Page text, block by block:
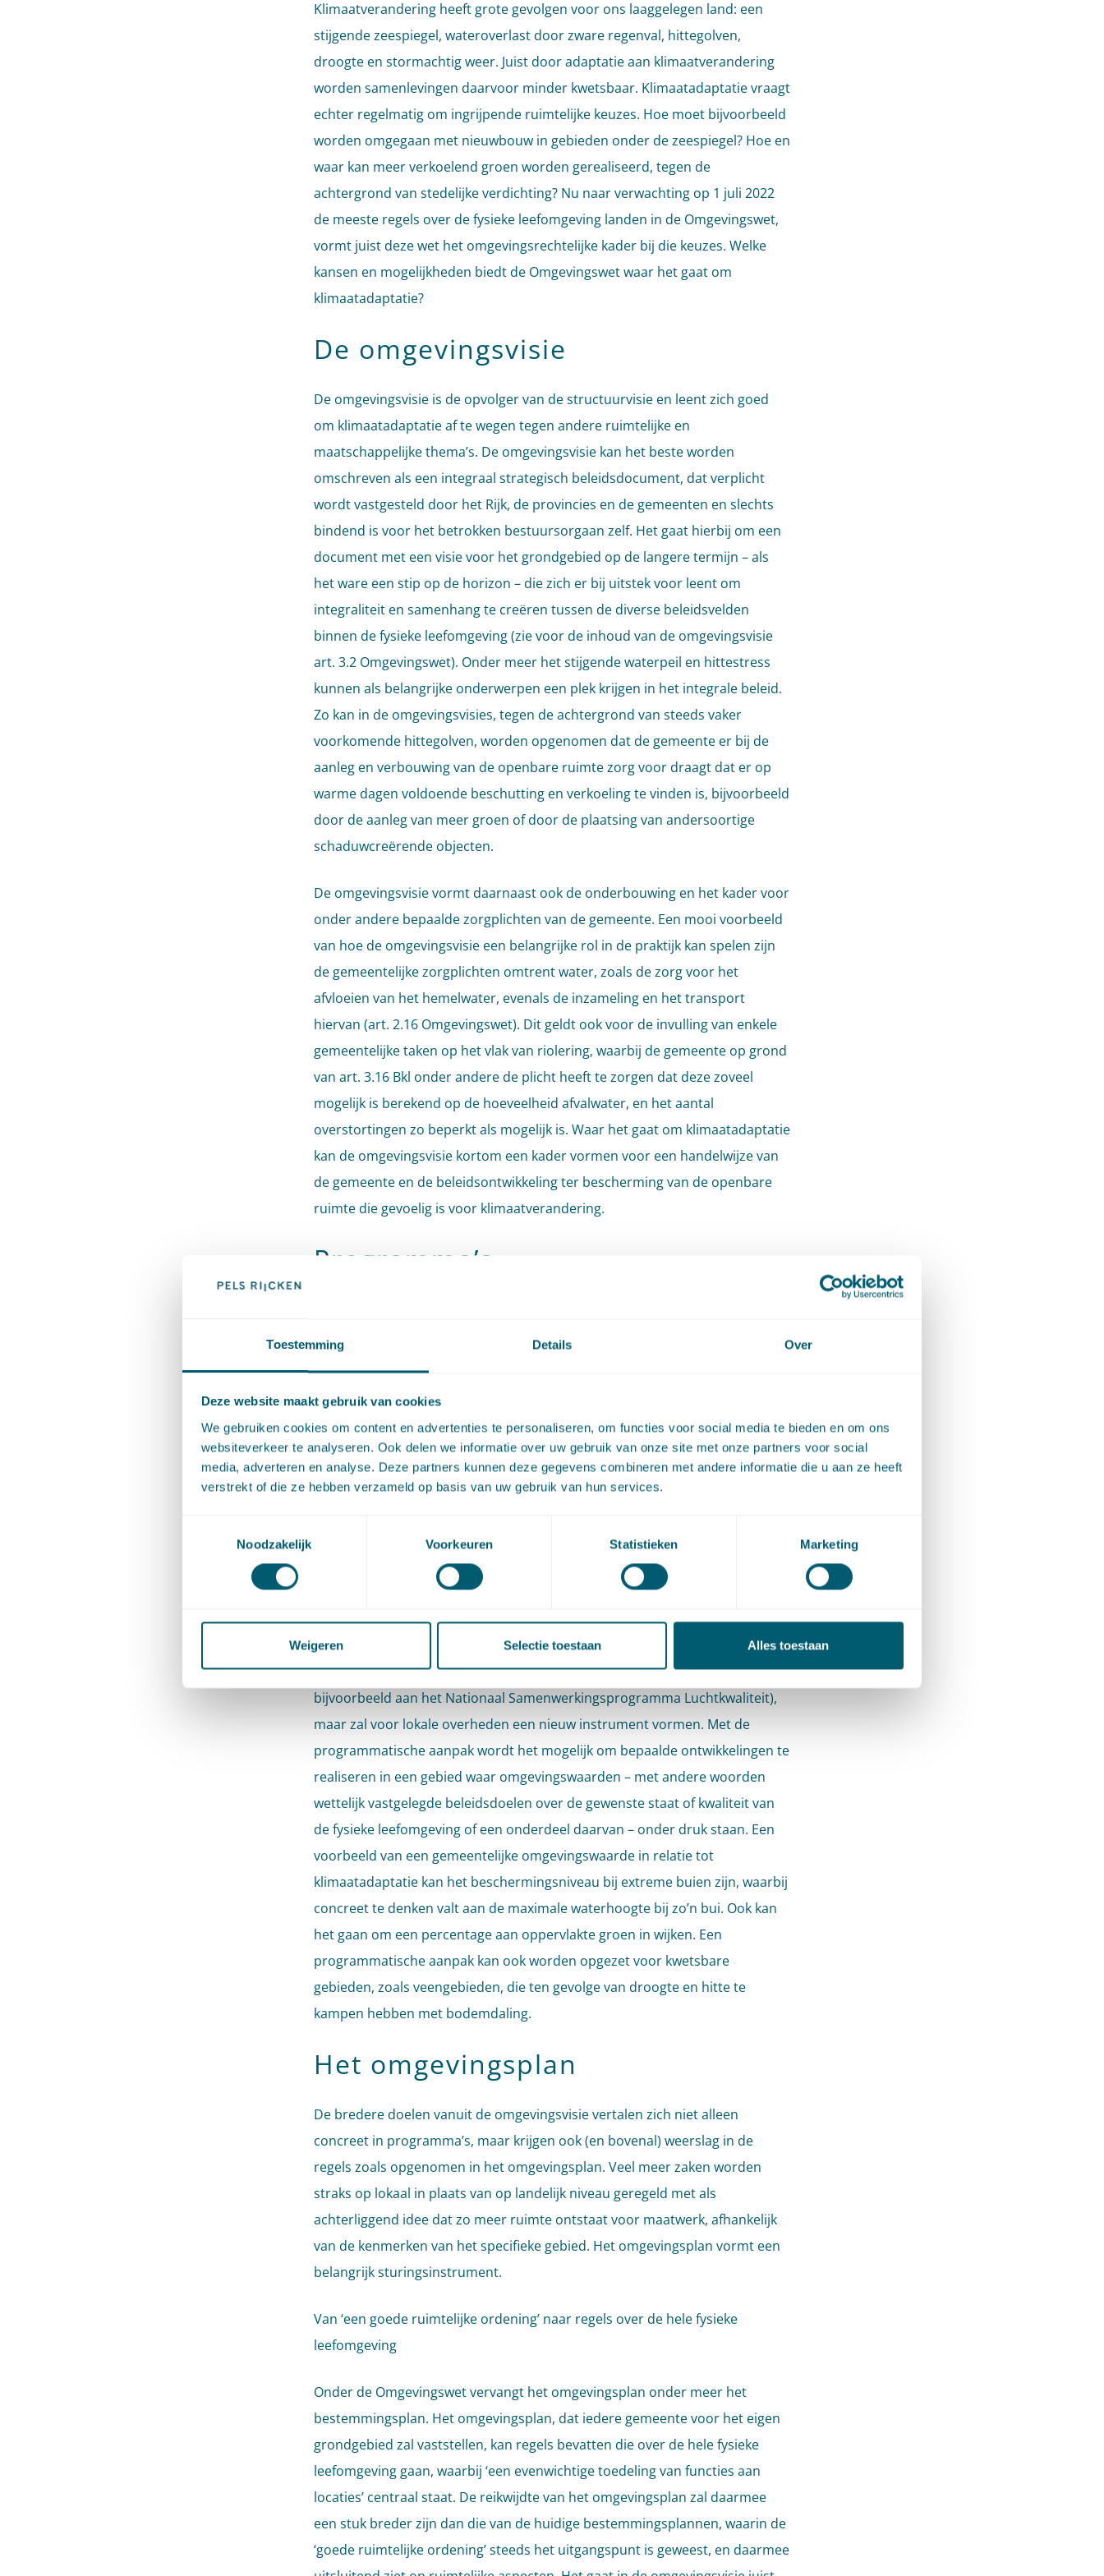
Toestemming Details Over
Deze website maakt gebruik van cookies
We gebruiken cookies om content en advertenties te personaliseren, om functies voor social media te bieden en om ons
websiteverkeer te analyseren. Ook delen we informatie over uw gebruik van onze site met onze partners voor social
media, adverteren en analyse. Deze partners kunnen deze gegevens combineren met andere informatie die u aan ze heeft
verstrekt of die ze hebben verzameld op basis van uw gebruik van hun services.
Noodzakelijk
Voorkeuren Statistieken Marketing
Weigeren Selectie toestaan Alles toestaan
Klimaatverandering heeft grote gevolgen voor ons laaggelegen land: een
stijgende zeespiegel, wateroverlast door zware regenval, hittegolven,
droogte en stormachtig weer. Juist door adaptatie aan klimaatverandering
worden samenlevingen daarvoor minder kwetsbaar. Klimaatadaptatie vraagt
echter regelmatig om ingrijpende ruimtelijke keuzes. Hoe moet bijvoorbeeld
worden omgegaan met nieuwbouw in gebieden onder de zeespiegel? Hoe en
waar kan meer verkoelend groen worden gerealiseerd, tegen de
achtergrond van stedelijke verdichting? Nu naar verwachting op 1 juli 2022
de meeste regels over de fysieke leefomgeving landen in de Omgevingswet,
vormt juist deze wet het omgevingsrechtelijke kader bij die keuzes. Welke
kansen en mogelijkheden biedt de Omgevingswet waar het gaat om
klimaatadaptatie?
De omgevingsvisie
De omgevingsvisie is de opvolger van de structuurvisie en leent zich goed
om klimaatadaptatie af te wegen tegen andere ruimtelijke en
maatschappelijke thema’s. De omgevingsvisie kan het beste worden
omschreven als een integraal strategisch beleidsdocument, dat verplicht
wordt vastgesteld door het Rijk, de provincies en de gemeenten en slechts
bindend is voor het betrokken bestuursorgaan zelf. Het gaat hierbij om een
document met een visie voor het grondgebied op de langere termijn – als
het ware een stip op de horizon – die zich er bij uitstek voor leent om
integraliteit en samenhang te creëren tussen de diverse beleidsvelden
binnen de fysieke leefomgeving (zie voor de inhoud van de omgevingsvisie
art. 3.2 Omgevingswet). Onder meer het stijgende waterpeil en hittestress
kunnen als belangrijke onderwerpen een plek krijgen in het integrale beleid.
Zo kan in de omgevingsvisies, tegen de achtergrond van steeds vaker
voorkomende hittegolven, worden opgenomen dat de gemeente er bij de
aanleg en verbouwing van de openbare ruimte zorg voor draagt dat er op
warme dagen voldoende beschutting en verkoeling te vinden is, bijvoorbeeld
door de aanleg van meer groen of door de plaatsing van andersoortige
schaduwcreërende objecten.
De omgevingsvisie vormt daarnaast ook de onderbouwing en het kader voor
onder andere bepaalde zorgplichten van de gemeente. Een mooi voorbeeld
van hoe de omgevingsvisie een belangrijke rol in de praktijk kan spelen zijn
de gemeentelijke zorgplichten omtrent water, zoals de zorg voor het
afvloeien van het hemelwater, evenals de inzameling en het transport
hiervan (art. 2.16 Omgevingswet). Dit geldt ook voor de invulling van enkele
gemeentelijke taken op het vlak van riolering, waarbij de gemeente op grond
van art. 3.16 Bkl onder andere de plicht heeft te zorgen dat deze zoveel
mogelijk is berekend op de hoeveelheid afvalwater, en het aantal
overstortingen zo beperkt als mogelijk is. Waar het gaat om klimaatadaptatie
kan de omgevingsvisie kortom een kader vormen voor een handelwijze van
de gemeente en de beleidsontwikkeling ter bescherming van de openbare
ruimte die gevoelig is voor klimaatverandering.
Programma’s
klimaatadaptieve maatregelen vorm te geven is het programma (art. 3.5 Ow).
termijn en voor specifieke sectoren of gebieden zijn opgenomen. In het
kader van het eerder aangehaalde voorbeeld van schaduwcreërende
objecten en verkoelende elementen kan daarbij gedacht worden aan
concrete subsidies die in een onverplicht programma worden vastgesteld
budgettering om meer schaduw in hittegevoelige buurten te
Ook is het denkbaar dat de programmatische aanpak inzetbaar is waar het
gaat om vraagstukken van klimaatadaptatie. Met dit type programma is op
landelijk niveau in het verleden al enige ervaring opgedaan (denk
bijvoorbeeld aan het Nationaal Samenwerkingsprogramma Luchtkwaliteit),
maar zal voor lokale overheden een nieuw instrument vormen. Met de
programmatische aanpak wordt het mogelijk om bepaalde ontwikkelingen te
realiseren in een gebied waar omgevingswaarden – met andere woorden
wettelijk vastgelegde beleidsdoelen over de gewenste staat of kwaliteit van
de fysieke leefomgeving of een onderdeel daarvan – onder druk staan. Een
voorbeeld van een gemeentelijke omgevingswaarde in relatie tot
klimaatadaptatie kan het beschermingsniveau bij extreme buien zijn, waarbij
concreet te denken valt aan de maximale waterhoogte bij zo’n bui. Ook kan
het gaan om een percentage aan oppervlakte groen in wijken. Een
programmatische aanpak kan ook worden opgezet voor kwetsbare
gebieden, zoals veengebieden, die ten gevolge van droogte en hitte te
kampen hebben met bodemdaling.
Het omgevingsplan
De bredere doelen vanuit de omgevingsvisie vertalen zich niet alleen
concreet in programma’s, maar krijgen ook (en bovenal) weerslag in de
regels zoals opgenomen in het omgevingsplan. Veel meer zaken worden
straks op lokaal in plaats van op landelijk niveau geregeld met als
achterliggend idee dat zo meer ruimte ontstaat voor maatwerk, afhankelijk
van de kenmerken van het specifieke gebied. Het omgevingsplan vormt een
belangrijk sturingsinstrument.
Van ‘een goede ruimtelijke ordening’ naar regels over de hele fysieke
leefomgeving
Onder de Omgevingswet vervangt het omgevingsplan onder meer het
bestemmingsplan. Het omgevingsplan, dat iedere gemeente voor het eigen
grondgebied zal vaststellen, kan regels bevatten die over de hele fysieke
leefomgeving gaan, waarbij ‘een evenwichtige toedeling van functies aan
locaties’ centraal staat. De reikwijdte van het omgevingsplan zal daarmee
een stuk breder zijn dan die van de huidige bestemmingsplannen, waarin de
‘goede ruimtelijke ordening’ steeds het uitgangspunt is geweest, en daarmee